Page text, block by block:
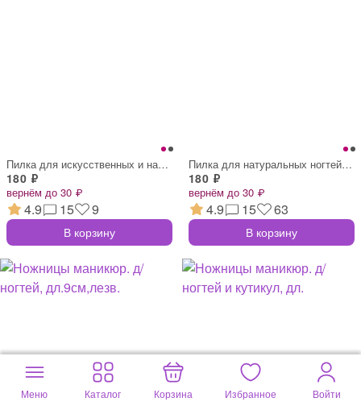
Пилка для искусственных и натуральных но
180 ₽
вернём до 30 ₽
4.9 15 9
В корзину
Пилка для натуральных ногтей прямая РАДУ
180 ₽
вернём до 30 ₽
4.9 15 63
В корзину
Меню Каталог Корзина Избранное Войти